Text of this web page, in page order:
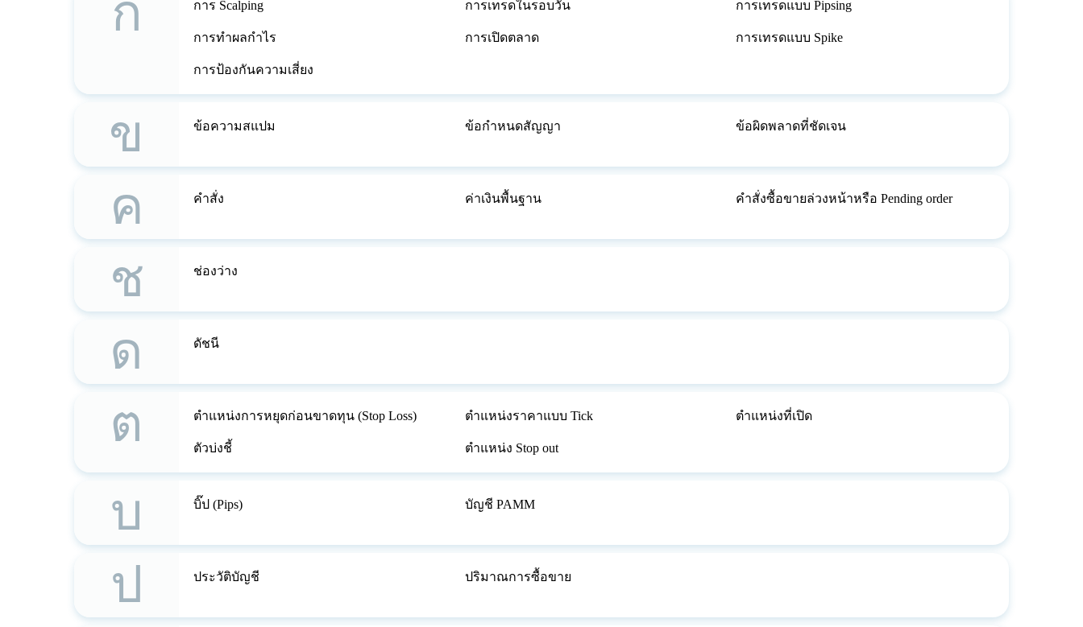
ก การ Scalping การเทรดในรอบวัน การเทรดแบบ Pipsing
การทำผลกำไร การเปิดตลาด การเทรดแบบ Spike
การป้องกันความเสี่ยง
ข ข้อความสแปม ข้อกำหนดสัญญา ข้อผิดพลาดที่ชัดเจน
ค คำสั่ง ค่าเงินพื้นฐาน คำสั่งซื้อขายล่วงหน้าหรือ Pending order
ช ช่องว่าง
ด ดัชนี
ต ตำแหน่งการหยุดก่อนขาดทุน (Stop Loss) ตำแหน่งราคาแบบ Tick ตำแหน่งที่เปิด
ตัวบ่งชี้ ตำแหน่ง Stop out
บ บิ๊ป (Pips) บัญชี PAMM
ป ประวัติบัญชี ปริมาณการซื้อขาย